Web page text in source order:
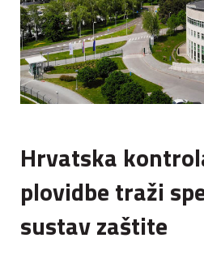
Hrvatska
plovidbe traži
sustav zaštite